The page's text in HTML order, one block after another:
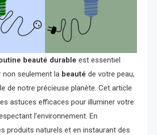
beauté durable est essentiel
non seulement la beauté de votre peau,
de notre précieuse planète. Cet article
astuces efficaces pour illuminer votre
l’environnement. En
produits naturels et en instaurant des